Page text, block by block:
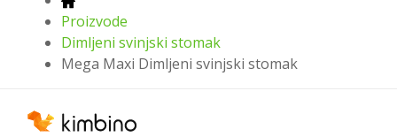
Proizvode
Dimljeni svinjski stomak
Mega Maxi Dimljeni svinjski stomak